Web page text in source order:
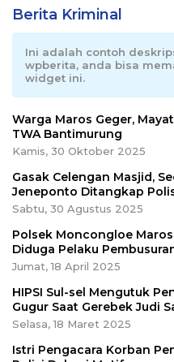
Berita Kriminal
Ini adalah contoh
wpberita, anda bisa
widget ini.
Warga Maros Geger,
TWA Bantimurung
Kamis, 30 Oktober 2025
Gasak Celengan Masjid,
Jeneponto Ditangkap
Sabtu, 30 Agustus 2025
Polsek Moncongloe
Diduga Pelaku
Jumat, 18 April 2025
HIPSI Sul-sel Mengutuk
Gugur Saat Gerebek Judi
Selasa, 18 Maret 2025
Istri Pengacara Korban